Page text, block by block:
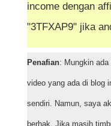
income dengan
"3TFXAP9" jika
Penafian: Mungkin ada
video yang ada di blog
sendiri. Namun, saya
berhak. Jika masih